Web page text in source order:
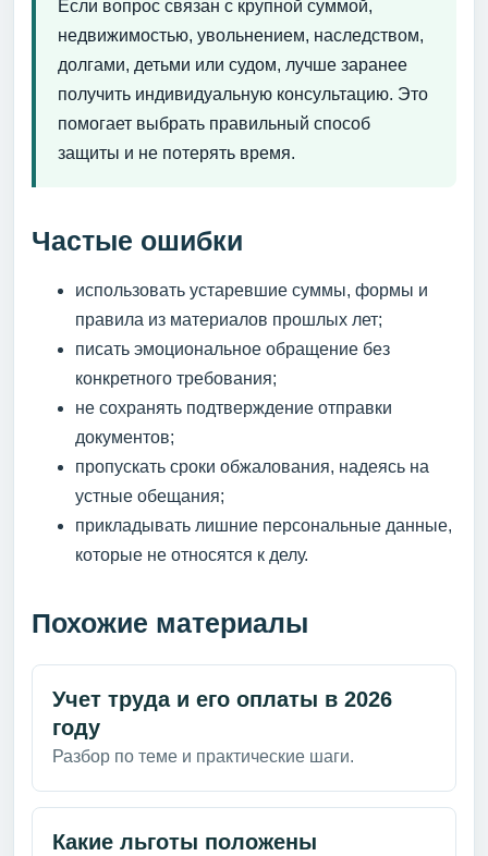
Если вопрос связан с крупной суммой,
недвижимостью, увольнением, наследством,
долгами, детьми или судом, лучше заранее
получить индивидуальную консультацию. Это
помогает выбрать правильный способ
защиты и не потерять время.
Частые ошибки
использовать устаревшие суммы, формы и
правила из материалов прошлых лет;
писать эмоциональное обращение без
конкретного требования;
не сохранять подтверждение отправки
документов;
пропускать сроки обжалования, надеясь на
устные обещания;
прикладывать лишние персональные данные,
которые не относятся к делу.
Похожие материалы
Учет труда и его оплаты в 2026
году
Разбор по теме и практические шаги.
Какие льготы положены